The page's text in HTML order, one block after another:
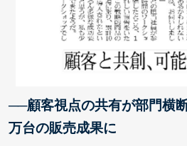
──顧客視点の共有が部門横
万台の販売成果に